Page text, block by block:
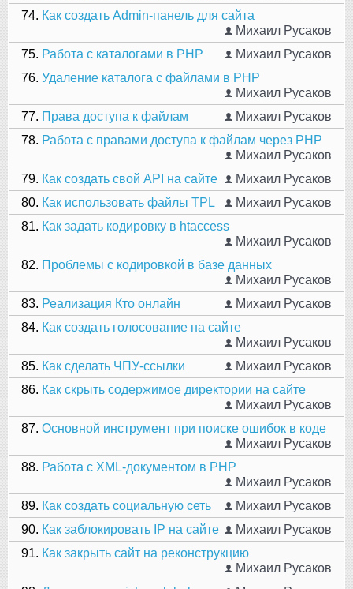
74. Как создать Admin-панель для сайта
Михаил Русаков
75. Работа с каталогами в PHP
Михаил Русаков
76. Удаление каталога с файлами в PHP
Михаил Русаков
77. Права доступа к файлам
Михаил Русаков
78. Работа с правами доступа к файлам через PHP
Михаил Русаков
79. Как создать свой API на сайте
Михаил Русаков
80. Как использовать файлы TPL
Михаил Русаков
81. Как задать кодировку в htaccess
Михаил Русаков
82. Проблемы с кодировкой в базе данных
Михаил Русаков
83. Реализация Кто онлайн
Михаил Русаков
84. Как создать голосование на сайте
Михаил Русаков
85. Как сделать ЧПУ-ссылки
Михаил Русаков
86. Как скрыть содержимое директории на сайте
Михаил Русаков
87. Основной инструмент при поиске ошибок в коде
Михаил Русаков
88. Работа с XML-документом в PHP
Михаил Русаков
89. Как создать социальную сеть
Михаил Русаков
90. Как заблокировать IP на сайте
Михаил Русаков
91. Как закрыть сайт на реконструкцию
Михаил Русаков